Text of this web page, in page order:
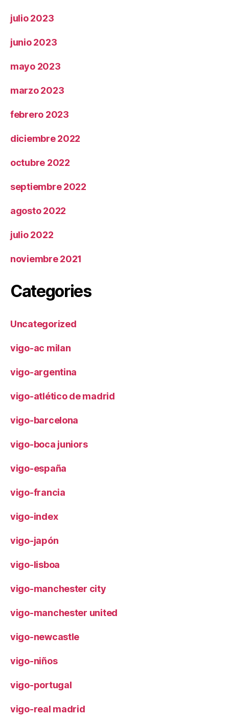
julio 2023
junio 2023
mayo 2023
marzo 2023
febrero 2023
diciembre 2022
octubre 2022
septiembre 2022
agosto 2022
julio 2022
noviembre 2021
Categories
Uncategorized
vigo-ac milan
vigo-argentina
vigo-atlético de madrid
vigo-barcelona
vigo-boca juniors
vigo-españa
vigo-francia
vigo-index
vigo-japón
vigo-lisboa
vigo-manchester city
vigo-manchester united
vigo-newcastle
vigo-niños
vigo-portugal
vigo-real madrid